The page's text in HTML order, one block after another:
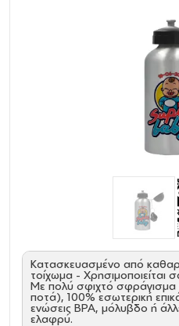
Κατασκευασμένο από
τοίχωμα - Χρησιμοποιείται
Με πολύ σφιχτό σφράγισμα
ποτά), 100% εσωτερική
ενώσεις ΒΡΑ, μόλυβδο ή
ελαφρύ.